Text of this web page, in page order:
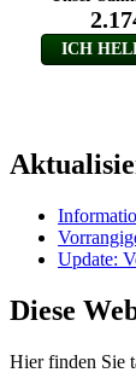
Update:
Diese
Hier finden Sie